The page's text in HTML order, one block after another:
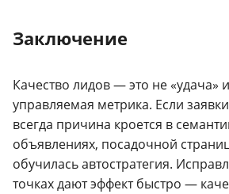
Заключение
Качество лидов — это не «удача»
управляемая метрика. Если
всегда причина кроется в
объявлениях, посадочной
обучилась автостратегия.
точках дают эффект быстро —